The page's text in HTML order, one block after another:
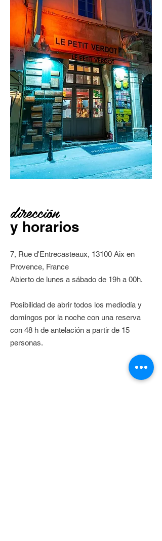
y horarios
dirección
7, Rue d'Entrecasteaux, 13100 Aix en
Provence, France
Abierto de lunes a sábado de 19h a 00h.
Posibilidad de abrir todos los mediodía y
domingos por la noche con una reserva
con 48 h de antelación a partir de 15
personas.